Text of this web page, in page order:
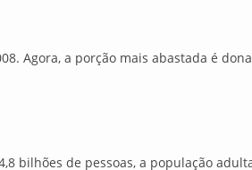
Agora, a porção mais abastada é
bilhões de pessoas, a população